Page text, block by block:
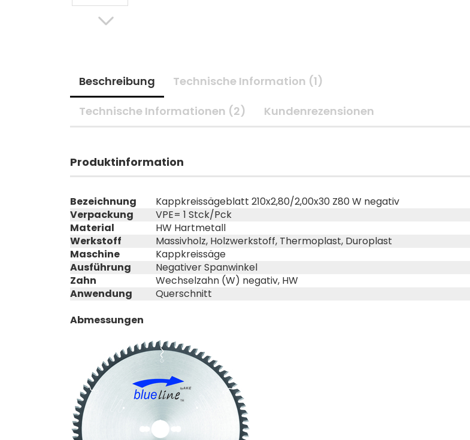
Beschreibung
Technische Information (1)
Technische Informationen (2)
Kundenrezensionen
Produktinformation
Bezeichnung
Kappkreissägeblatt 210x2,80/2,00x30 Z80 W negativ
Verpackung
VPE= 1 Stck/Pck
Material
HW Hartmetall
Werkstoff
Massivholz, Holzwerkstoff, Thermoplast, Duroplast
Maschine
Kappkreissäge
Ausführung
Negativer Spanwinkel
Zahn
Wechselzahn (W) negativ, HW
Anwendung
Querschnitt
Abmessungen